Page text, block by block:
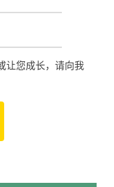
让您成长，请向我